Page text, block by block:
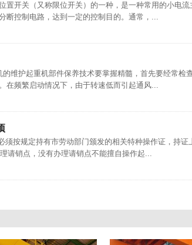
置开关（又称限位开关）的一种，是一种常用的小电流
断控制电路，达到一定的控制目的。通常，...
维护起重机部件保养技术要掌握精髓，首先要经常检
在频繁启动情况下，由于转速低而引起通风...
须按规定持有市劳动部门颁发的相关特种操作证，持证
请销点，没有办理请销点不能擅自操作起...